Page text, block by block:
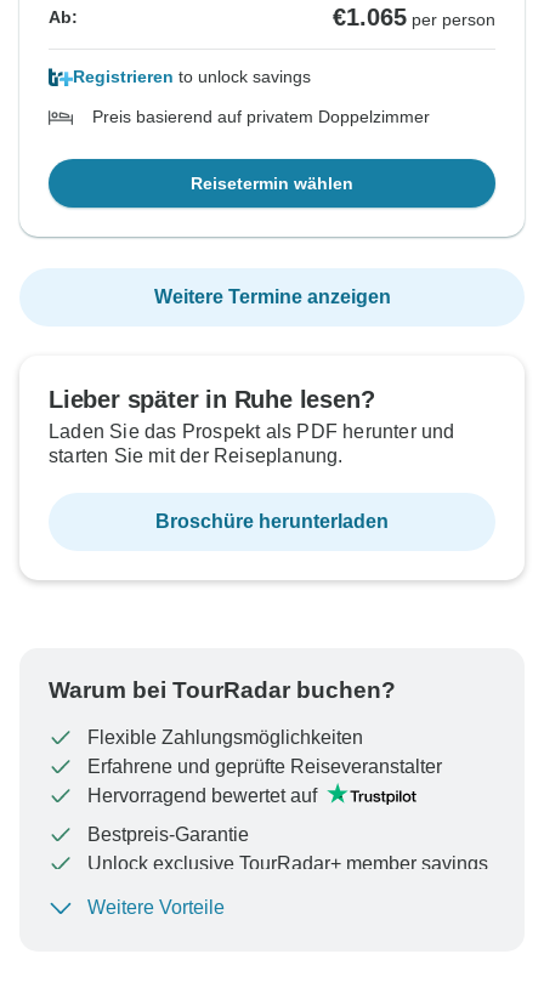
Ab: €1.065 per person
Registrieren to unlock savings
Preis basierend auf privatem Doppelzimmer
Reisetermin wählen
Weitere Termine anzeigen
Lieber später in Ruhe lesen?
Laden Sie das Prospekt als PDF herunter und
starten Sie mit der Reiseplanung.
Broschüre herunterladen
Warum bei TourRadar buchen?
Flexible Zahlungsmöglichkeiten
Erfahrene und geprüfte Reiseveranstalter
Hervorragend bewertet auf
Bestpreis-Garantie
Unlock exclusive TourRadar+ member savings
Um Ihre Zahlung zu schützen und sicherzustellen,
Weitere Vorteile